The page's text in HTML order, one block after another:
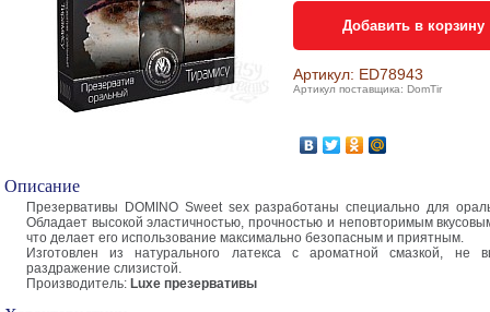
Добавить в корзину
Артикул: ED78943
Артикул поставщика: DomTir
Описание
Презервативы DOMINO Sweet sex разработаны специально для
Обладает высокой эластичностью, прочностью и неповторимым
что делает его использование максимально безопасным и приятным.
Изготовлен из натурального латекса с ароматной смазкой, не
раздражение слизистой.
Производитель: Luxe презервативы